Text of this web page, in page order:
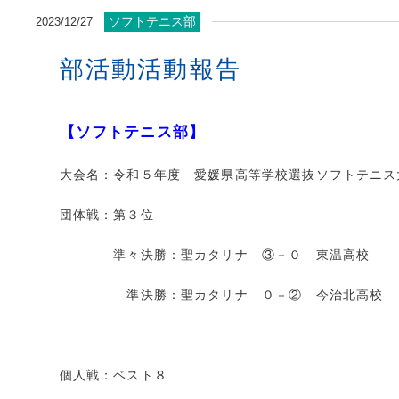
2023/12/27 ソフトテニス部
部活動活動報告
【ソフトテニス部】
大会名：令和５年度 愛媛県高等学校選抜ソフトテニス
団体戦：第３位
準々決勝：聖カタリナ ③－０ 東温高校
準決勝：聖カタリナ ０－② 今治北高校
個人戦：ベスト８